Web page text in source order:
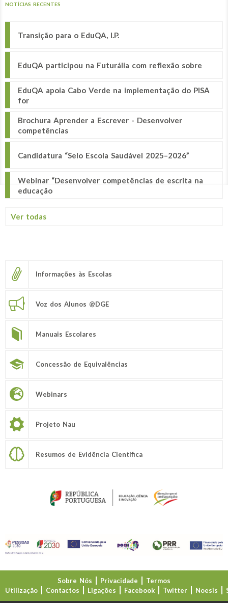
NOTÍCIAS RECENTES
Transição para o EduQA, I.P.
EduQA participou na Futurália com reflexão sobre
EduQA apoia Cabo Verde na implementação do PISA
for
Brochura Aprender a Escrever - Desenvolver
competências
Candidatura “Selo Escola Saudável 2025–2026”
Webinar “Desenvolver competências de escrita na
educação
Ver todas
Informações às Escolas
Voz dos Alunos @DGE
Manuais Escolares
Concessão de Equivalências
Webinars
Projeto Nau
Resumos de Evidência Científica
Sobre Nós Privacidade
Termos
Utilização
Contactos Ligações Facebook Twitter Noesis